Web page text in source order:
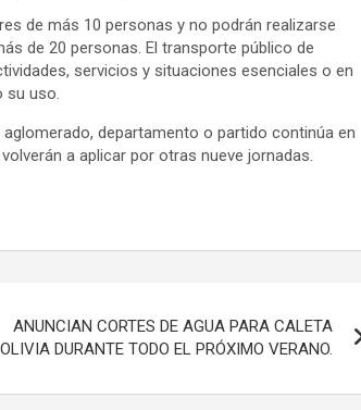
de más 10 personas y no podrán realizarse
de 20 personas. El transporte público de
servicios y situaciones esenciales o en
su uso.
departamento o partido continúa en
a aplicar por otras nueve jornadas.
ANUNCIAN CORTES DE AGUA PARA CALETA
OLIVIA DURANTE TODO EL PRÓXIMO VERANO.